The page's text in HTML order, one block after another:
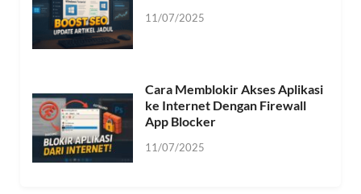
11/07/2025
Cara Memblokir Akses Aplikasi
ke Internet Dengan Firewall
App Blocker
11/07/2025